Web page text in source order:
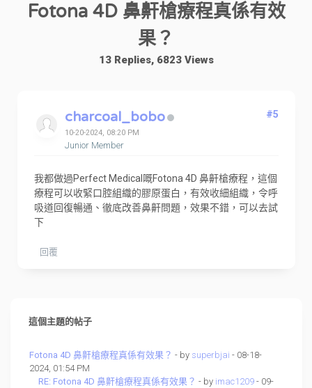
Fotona 4D 鼻鼾槍療程真係有效
果？
13 Replies, 6823 Views
charcoal_bobo
10-20-2024, 08:20 PM
Junior Member
#5
我都做過Perfect Medical嘅Fotona 4D 鼻鼾槍療程，這個
療程可以收緊口腔組織的膠原蛋白，有效收細組織，令呼
吸道回復暢通、徹底改善鼻鼾問題，效果不錯，可以去試
下
回覆
這個主題的帖子
Fotona 4D 鼻鼾槍療程真係有效果？ - by superbjai - 08-18-
2024, 01:54 PM
RE: Fotona 4D 鼻鼾槍療程真係有效果？ - by imac1209 - 09-